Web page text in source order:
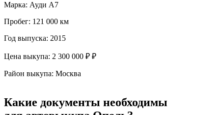
Марка: Ауди А7
Пробег: 121 000 км
Год выпуска: 2015
Цена выкупа: 2 300 000 ₽ ₽
Район выкупа: Москва
Какие документы необходимы